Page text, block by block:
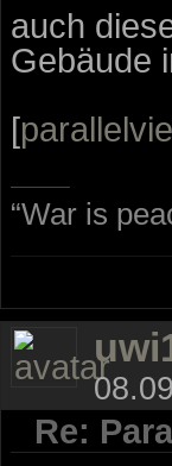
auch
Gebäude
[
“War is
Re: